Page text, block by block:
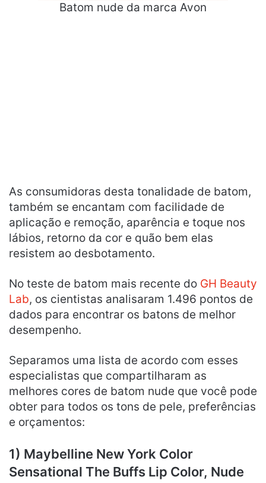
Batom nude da marca Avon
As consumidoras desta tonalidade de batom,
também se encantam com facilidade de
aplicação e remoção, aparência e toque nos
lábios, retorno da cor e quão bem elas
resistem ao desbotamento.
No teste de batom mais recente do GH Beauty
Lab, os cientistas analisaram 1.496 pontos de
dados para encontrar os batons de melhor
desempenho.
Separamos uma lista de acordo com esses
especialistas que compartilharam as
melhores cores de batom nude que você pode
obter para todos os tons de pele, preferências
e orçamentos:
1) Maybelline New York Color
Sensational The Buffs Lip Color, Nude